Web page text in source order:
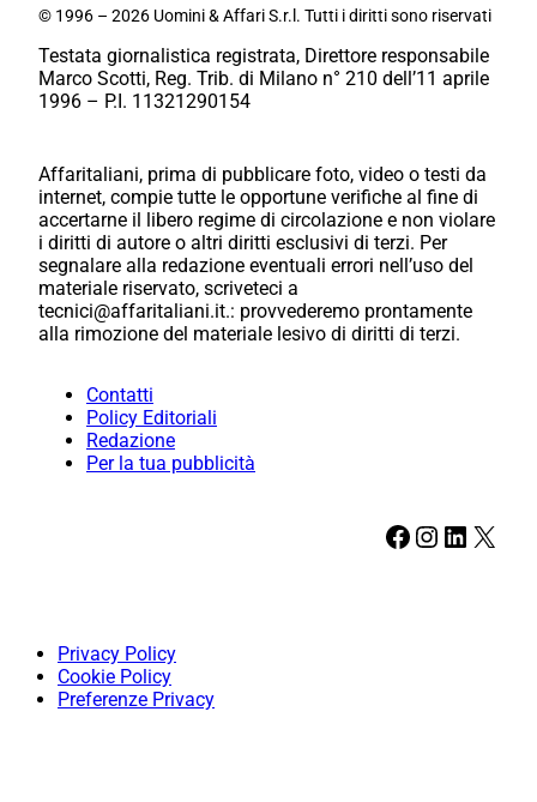
© 1996 – 2026 Uomini & Affari S.r.l. Tutti i diritti sono riservati
Testata giornalistica registrata, Direttore responsabile
Marco Scotti, Reg. Trib. di Milano n° 210 dell’11 aprile
1996 – P.I. 11321290154
Affaritaliani, prima di pubblicare foto, video o testi da
internet, compie tutte le opportune verifiche al fine di
accertarne il libero regime di circolazione e non violare
i diritti di autore o altri diritti esclusivi di terzi. Per
segnalare alla redazione eventuali errori nell’uso del
materiale riservato, scriveteci a
tecnici@affaritaliani.it.: provvederemo prontamente
alla rimozione del materiale lesivo di diritti di terzi.
Contatti
Policy Editoriali
Redazione
Per la tua pubblicità
Facebook Instagram LinkedIn X
Privacy Policy
Cookie Policy
Preferenze Privacy